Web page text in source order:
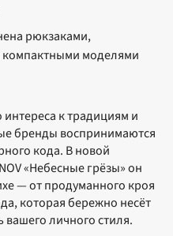
рюкзаками,
компактными моделями
к традициям и
бренды воспринимаются
кода. В новой
«Небесные грёзы» он
— от продуманного кроя
которая бережно несёт
вашего личного стиля.